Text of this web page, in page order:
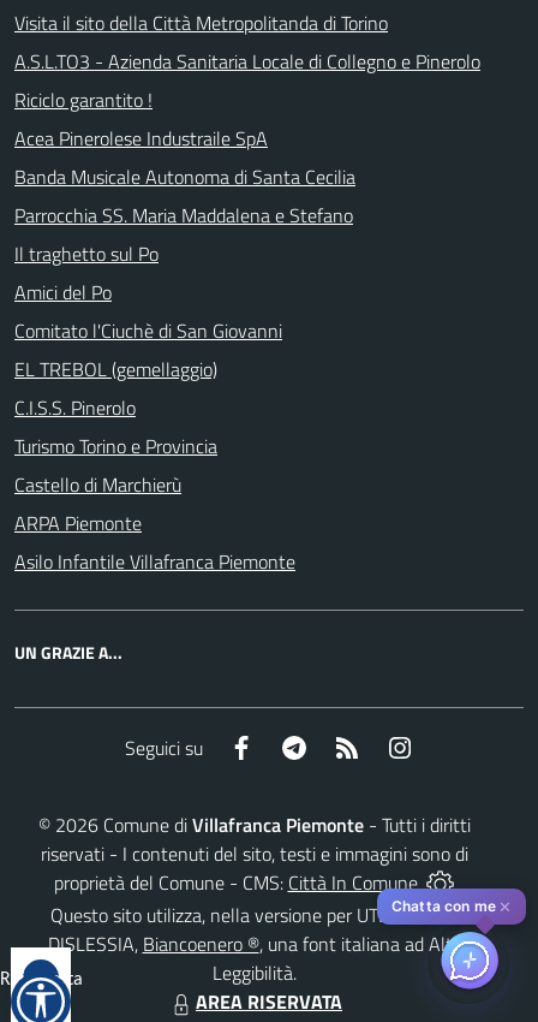
Visita il sito della Città Metropolitanda di Torino
A.S.L.TO3 - Azienda Sanitaria Locale di Collegno e Pinerolo
Riciclo garantito !
Acea Pinerolese Industraile SpA
Banda Musicale Autonoma di Santa Cecilia
Parrocchia SS. Maria Maddalena e Stefano
Il traghetto sul Po
Amici del Po
Comitato l'Ciuchè di San Giovanni
EL TREBOL (gemellaggio)
C.I.S.S. Pinerolo
Turismo Torino e Provincia
Castello di Marchierù
ARPA Piemonte
Asilo Infantile Villafranca Piemonte
UN GRAZIE A...
Seguici su Facebook Telegram RSS
© 2026 Comune diVillafranca Piemonte - Tutti i diritti
riservati - I contenuti del sito, testi e immagini sono di
proprietà del Comune - CMS: Città In Comune
Questo sito utilizza, nella versione per UTENTI CON
DISLESSIA, Biancoenero ®, una font italiana ad Alta
Leggibilità.
AREA RISERVATA
Reimposta
tutto
Chatta con me ✕